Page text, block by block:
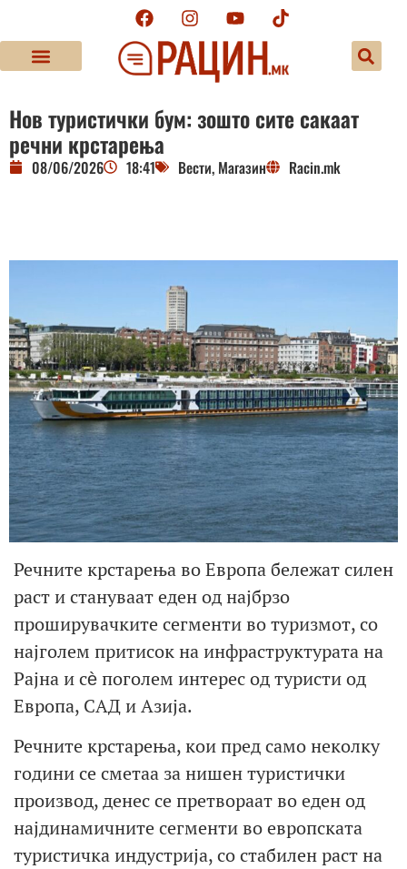
Нов туристички бум: зошто сите сакаат
речни крстарења
08/06/2026 18:41 Вести, Магазин Racin.mk
Речните крстарења во Европа бележат силен
раст и стануваат еден од најбрзо
проширувачките сегменти во туризмот, со
најголем притисок на инфраструктурата на
Рајна и сѐ поголем интерес од туристи од
Европа, САД и Азија.
Речните крстарења, кои пред само неколку
години се сметаа за нишен туристички
производ, денес се претвораат во еден од
најдинамичните сегменти во европската
туристичка индустрија, со стабилен раст на